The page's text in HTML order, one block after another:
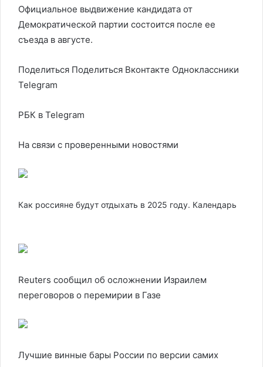
Официальное выдвижение кандидата от
Демократической партии состоится после ее
съезда в августе.
Поделиться Поделиться Вконтакте Одноклассники
Telegram
РБК в Telegram
На связи с проверенными новостями
Как россияне будут отдыхать в 2025 году. Календарь
Reuters сообщил об осложнении Израилем
переговоров о перемирии в Газе
Лучшие винные бары России по версии самих